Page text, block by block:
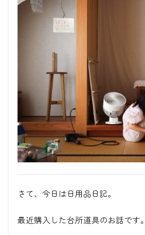
さて、今日は日用品日記。
最近購入した台所道具のお話です。